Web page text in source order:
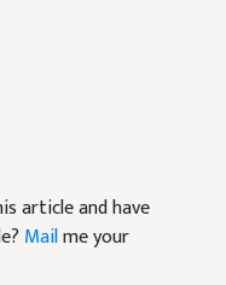
article and have
Mailme your